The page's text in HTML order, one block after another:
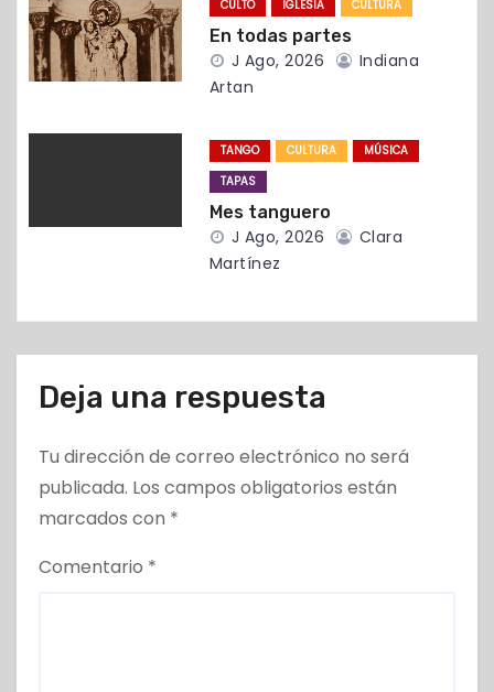
n
t
r
d
s
CULTO IGLESIA CULTURA
En todas partes
J Ago, 2026
Indiana
Artan
TANGO CULTURA
MÚSICA
TAPAS
Mes tanguero
J Ago, 2026
Clara
Martínez
Deja una respuesta
Tu dirección de correo electrónico no será
publicada. Los campos obligatorios están
marcados con *
Comentario *